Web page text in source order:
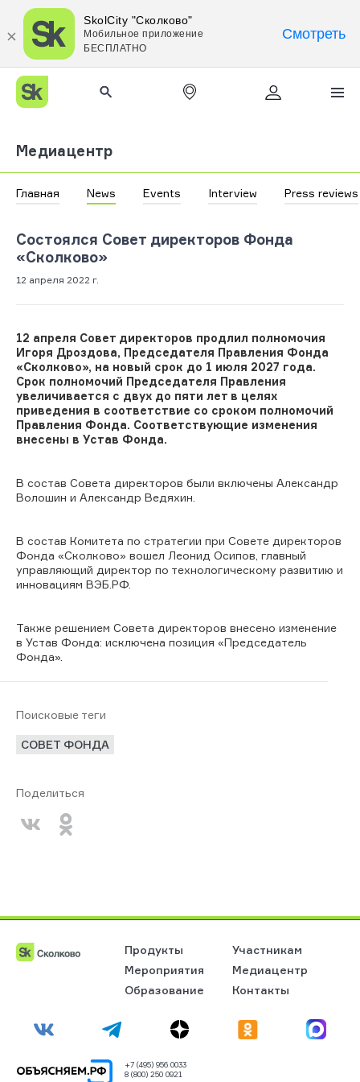
SkolCity "Сколково"
Мобильное приложение
БЕСПЛАТНО
Смотреть
Медиацентр
Главная News Events Interview Press reviews
Состоялся Совет директоров Фонда
«Сколково»
12 апреля 2022 г.
12 апреля Совет директоров продлил полномочия
Игоря Дроздова, Председателя Правления Фонда
«Сколково», на новый срок до 1 июля 2027 года.
Срок полномочий Председателя Правления
увеличивается с двух до пяти лет в целях
приведения в соответствие со сроком полномочий
Правления Фонда. Соответствующие изменения
внесены в Устав Фонда.
В состав Совета директоров были включены Александр
Волошин и Александр Ведяхин.
В состав Комитета по стратегии при Совете директоров
Фонда «Сколково» вошел Леонид Осипов, главный
управляющий директор по технологическому развитию и
инновациям ВЭБ.РФ.
Также решением Совета директоров внесено изменение
в Устав Фонда: исключена позиция «Председатель
Фонда».
Поисковые теги
СОВЕТ ФОНДА
Поделиться
Продукты
Участникам
Мероприятия
Медиацентр
Образование
Контакты
+7 (495) 956 0033
8 (800) 250 0921